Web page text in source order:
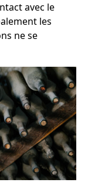
avec le
les
ne se